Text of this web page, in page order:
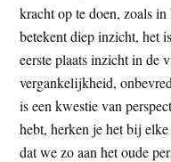
kracht op te doen, zoals
betekent diep inzicht, het
eerste plaats inzicht in de
vergankelijkheid,
is een kwestie van
hebt, herken je het bij
dat we zo aan het oude